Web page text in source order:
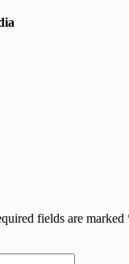
fields are marked